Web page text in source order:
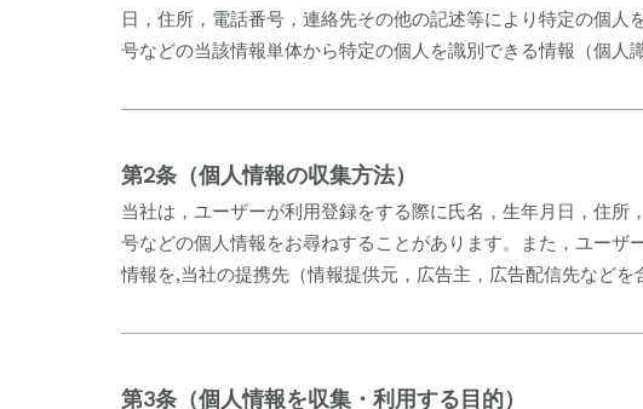
日，住所，電話番号，連絡先その他の記述等により特定の個
号などの当該情報単体から特定の個人を識別できる情報（個人
第2条（個人情報の収集方法）
当社は，ユーザーが利用登録をする際に氏名，生年月日，住
号などの個人情報をお尋ねすることがあります。また，ユー
情報を,当社の提携先（情報提供元，広告主，広告配信先など
第3条（個人情報を収集・利用する目的）